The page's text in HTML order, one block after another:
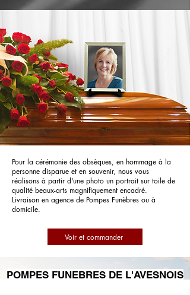
Pour la cérémonie des obsèques, en hommage à la
personne disparue et en souvenir, nous vous
réalisons à partir d'une photo un portrait sur toile de
qualité beaux-arts magnifiquement encadré.
Livraison en agence de Pompes Funèbres ou à
domicile.
Voir et commander
POMPES FUNEBRES DE L'AVESNOIS